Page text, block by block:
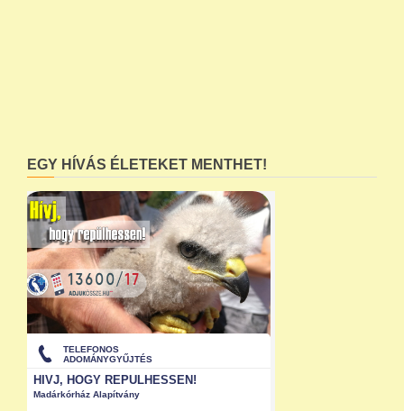
EGY HÍVÁS ÉLETEKET MENTHET!